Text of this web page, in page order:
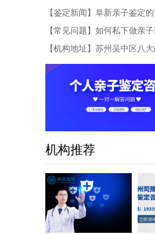
【常见问题】如何私下做亲
机构推荐